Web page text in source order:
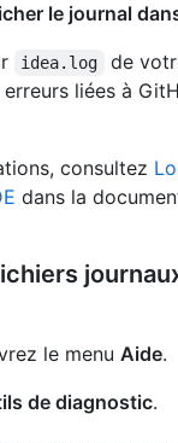
le journal
idea.log
de
liées à
consultez
dans la
le menu Aide.
de diagnostic.